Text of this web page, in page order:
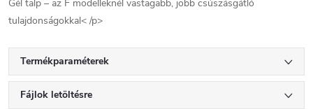
Gél talp – az F modelleknél vastagabb, jobb csúszásgátló
tulajdonságokkal< /p>
Termékparaméterek
Fájlok letöltésre